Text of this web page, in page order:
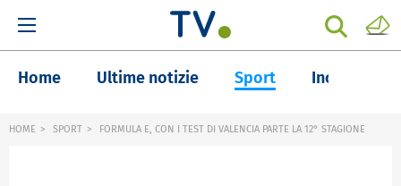
Home Ultime notizie Sport Inchieste
HOME SPORT FORMULA E, CON I TEST DI VALENCIA PARTE LA 12° STAGIONE